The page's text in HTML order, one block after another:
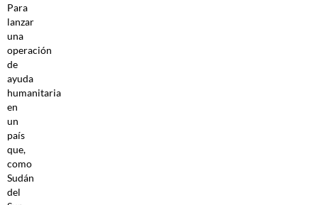
Para
lanzar
una
operación
de
ayuda
humanitaria
en
un
país
que,
como
Sudán
del